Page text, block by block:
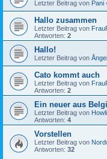
Letzter Beitrag von Pani
Hallo zusammen
Letzter Beitrag von
Antworten: 2
Hallo!
Letzter Beitrag von
Cato kommt auch
Letzter Beitrag von
Antworten: 2
Ein neuer aus
Letzter Beitrag von
Antworten: 4
Vorstellen
Letzter Beitrag von
Antworten: 32